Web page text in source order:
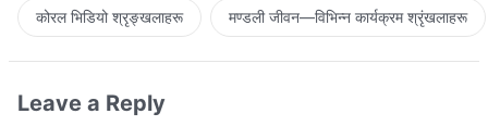
कोरल भिडियो श्रृङ्खलाहरू मण्डली जीवन—विभिन्‍न कार्यक्रम श्रृंखलाहरू
Leave a Reply